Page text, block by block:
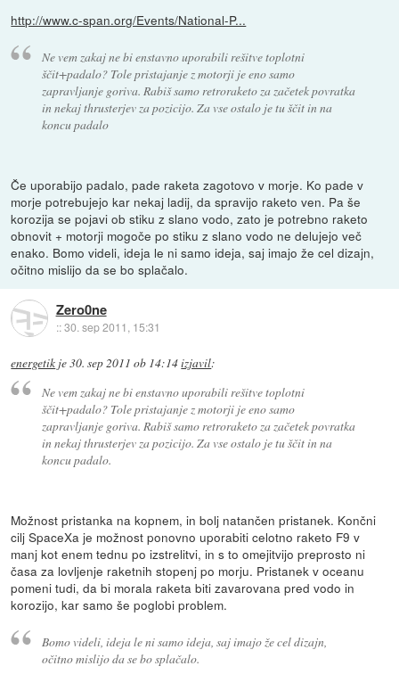
http://www.c-span.org/Events/National-P...
Ne vem zakaj ne bi enstavno uporabili rešitve toplotni
ščit+padalo? Tole pristajanje z motorji je eno samo
zapravljanje goriva. Rabiš samo retroraketo za začetek povratka
in nekaj thrusterjev za pozicijo. Za vse ostalo je tu ščit in na
koncu padalo
Če uporabijo padalo, pade raketa zagotovo v morje. Ko pade v
morje potrebujejo kar nekaj ladij, da spravijo raketo ven. Pa še
korozija se pojavi ob stiku z slano vodo, zato je potrebno raketo
obnovit + motorji mogoče po stiku z slano vodo ne delujejo več
enako. Bomo videli, ideja le ni samo ideja, saj imajo že cel dizajn,
očitno mislijo da se bo splačalo.
Zero0ne
::30. sep 2011, 15:31
energetik je30. sep 2011 ob 14:14izjavil:
Ne vem zakaj ne bi enstavno uporabili rešitve toplotni
ščit+padalo? Tole pristajanje z motorji je eno samo
zapravljanje goriva. Rabiš samo retroraketo za začetek povratka
in nekaj thrusterjev za pozicijo. Za vse ostalo je tu ščit in na
koncu padalo.
Možnost pristanka na kopnem, in bolj natančen pristanek. Končni
cilj SpaceXa je možnost ponovno uporabiti celotno raketo F9 v
manj kot enem tednu po izstrelitvi, in s to omejitvijo preprosto ni
časa za lovljenje raketnih stopenj po morju. Pristanek v oceanu
pomeni tudi, da bi morala raketa biti zavarovana pred vodo in
korozijo, kar samo še poglobi problem.
Bomo videli, ideja le ni samo ideja, saj imajo že cel dizajn,
očitno mislijo da se bo splačalo.